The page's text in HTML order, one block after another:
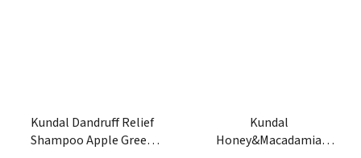
Kundal Dandruff Relief
Shampoo Apple Green
Kundal
Honey&Macadamia